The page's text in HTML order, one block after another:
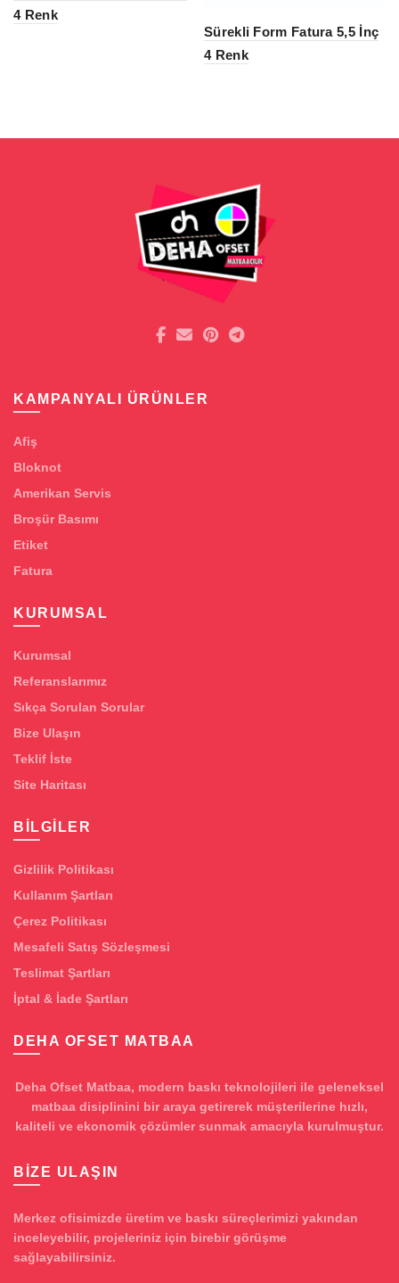
4 Renk
Sürekli Form Fatura 5,5 İnç
4 Renk
KAMPANYALI ÜRÜNLER
Afiş
Bloknot
Amerikan Servis
Broşür Basımı
Etiket
Fatura
KURUMSAL
Kurumsal
Referanslarımız
Sıkça Sorulan Sorular
Bize Ulaşın
Teklif İste
Site Haritası
BILGILER
Gizlilik Politikası
Kullanım Şartları
Çerez Politikası
Mesafeli Satış Sözleşmesi
Teslimat Şartları
İptal & İade Şartları
DEHA OFSET MATBAA
Deha Ofset Matbaa, modern baskı teknolojileri ile geleneksel
matbaa disiplinini bir araya getirerek müşterilerine hızlı,
kaliteli ve ekonomik çözümler sunmak amacıyla kurulmuştur.
BIZE ULAŞIN
Merkez ofisimizde üretim ve baskı süreçlerimizi yakından
inceleyebilir, projeleriniz için birebir görüşme
sağlayabilirsiniz.